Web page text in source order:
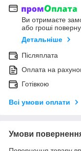
Ви отримаєте
або гроші
Детальніше
Післяплата
Оплата на
Готівкою
Всі умови оплати
Умови